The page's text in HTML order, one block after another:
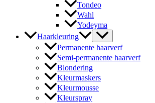
Tondeo
Wahl
Yodeyma
Haarkleuring
Permanente haarverf
Semi-permanente haarverf
Blondering
Kleurmaskers
Kleurmousse
Kleurspray